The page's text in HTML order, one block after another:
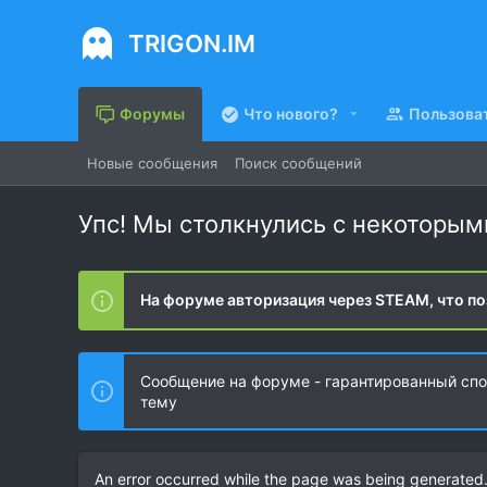
TRIGON.IM
Форумы Что нового?
Новые сообщения Поиск сообщений
Упс! Мы столкнулись с
На форуме авторизация через STEAM, что
Сообщение на форуме - гарантированный
тему
An error occurred while the page was being